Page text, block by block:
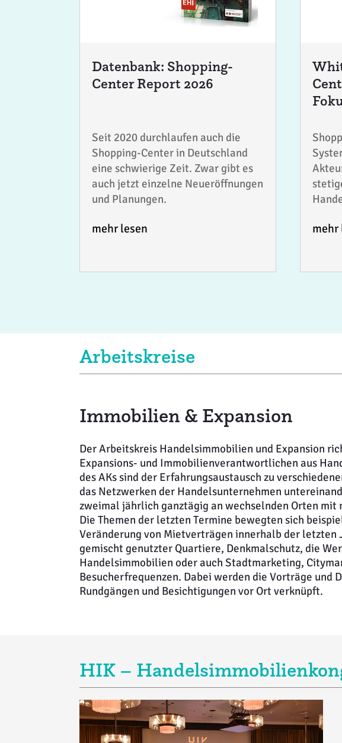
Datenbank: Shopping-
Center Report 2026
Seit 2020 durchlaufen auch die
Shopping-Center in Deutschland
eine schwierige Zeit. Zwar gibt es
auch jetzt einzelne Neueröffnungen
und Planungen.
mehr lesen mehr
Arbeitskreise
Immobilien & Expansion
Der Arbeitskreis Handelsimmobilien und Expansion
Expansions- und Immobilienverantwortlichen aus
des AKs sind der Erfahrungsaustausch zu
das Netzwerken der Handelsunternehmen
zweimal jährlich ganztägig an wechselnden Orten mit
Die Themen der letzten Termine bewegten sich
Veränderung von Mietverträgen innerhalb der letzten
gemischt genutzter Quartiere, Denkmalschutz, die
Handelsimmobilien oder auch Stadtmarketing,
Besucherfrequenzen. Dabei werden die Vorträge und
Rundgängen und Besichtigungen vor Ort verknüpft.
HIK –